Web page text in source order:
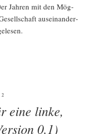
Jah­ren mit den Mög­
aus­ein­an­der­
eine linke,
0.1)